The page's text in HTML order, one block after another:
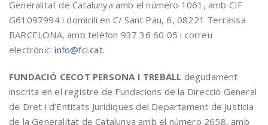
Generalitat de Catalunya amb el número 1061, amb CIF
G61097994 i domicili en C/ Sant Pau, 6, 08221 Terrassa
BARCELONA, amb telèfon 937 36 60 05 i correu
electrònic:info@fci.cat.
FUNDACIÓ CECOT PERSONA I TREBALL degudament
inscrita en el registre de Fundacions de la Direcció General
de Dret i d’Entitats Jurídiques del Departament de Justícia
de la Generalitat de Catalunya amb el número 2658, amb